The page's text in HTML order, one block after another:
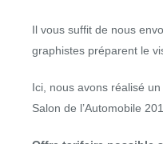
Il vous suffit de nous
graphistes préparent le
Ici, nous avons réalisé
Salon de l’Automobile